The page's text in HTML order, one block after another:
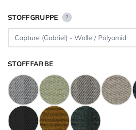
STOFFGRUPPE ?
STOFFFARBE